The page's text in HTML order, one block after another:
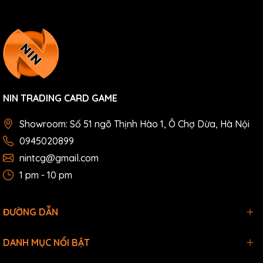
NIN TRADING CARD GAME
Showroom: Số 51 ngõ Thịnh Hào 1, Ô Chợ Dừa, Hà Nội
0945020899
nintcg@gmail.com
1 pm - 10 pm
ĐƯỜNG DẪN
DANH MỤC NỔI BẬT